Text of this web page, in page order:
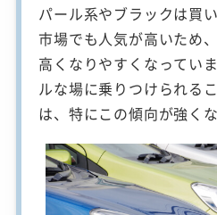
パール系やブラックは買
市場でも人気が高いため
高くなりやすくなってい
ルな場に乗りつけられる
は、特にこの傾向が強く